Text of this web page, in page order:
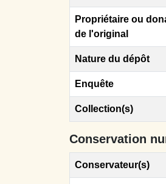
Propriétaire ou
de l'original
Nature du dépôt
Enquête
Collection(s)
Conservation
Conservateur(s)